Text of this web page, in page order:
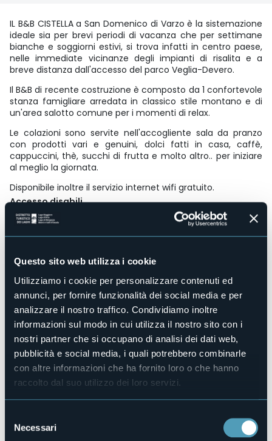
Questo sito web utilizza i cookie
Utilizziamo i cookie per personalizzare contenuti ed
annunci, per fornire funzionalità dei social media e per
analizzare il nostro traffico. Condividiamo inoltre
informazioni sul modo in cui utilizza il nostro sito con i
nostri partner che si occupano di analisi dei dati web,
pubblicità e social media, i quali potrebbero combinarle
con altre informazioni che ha fornito loro o che hanno
raccolto dal suo utilizzo dei loro servizi.
delNecessari
IL B&B CISTELLA a San Domenico di Varzo è la sistemazione
ideale sia per brevi periodi di vacanza che per settimane
bianche e soggiorni estivi, si trova infatti in centro paese,
nelle immediate vicinanze degli impianti di risalita e a
breve distanza dall'accesso del parco Veglia-Devero.
Il B&B di recente costruzione è composto da 1 confortevole
stanza famigliare arredata in classico stile montano e di
un'area salotto comune per i momenti di relax.
Le colazioni sono servite nell'accogliente sala da pranzo
con prodotti vari e genuini, dolci fatti in casa, caffè,
cappuccini, thè, succhi di frutta e molto altro.. per iniziare
al meglio la giornata.
Disponibile inoltre il servizio internet wifi gratuito.
Accesso disabili
No
No
Sala congressi
No
Piscina
No
Animali ammessi
No
Camere
Posti letto
E-mail
Sito web